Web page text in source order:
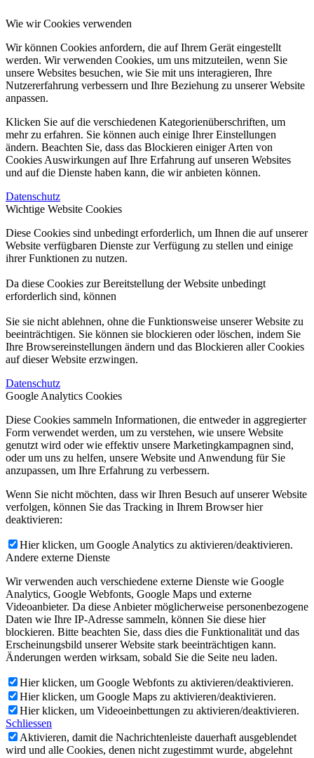
Wie wir Cookies verwenden
Wir können Cookies anfordern, die auf Ihrem Gerät eingestellt
werden. Wir verwenden Cookies, um uns mitzuteilen, wenn Sie
unsere Websites besuchen, wie Sie mit uns interagieren, Ihre
Nutzererfahrung verbessern und Ihre Beziehung zu unserer Website
anpassen.
Klicken Sie auf die verschiedenen Kategorienüberschriften, um
mehr zu erfahren. Sie können auch einige Ihrer Einstellungen
ändern. Beachten Sie, dass das Blockieren einiger Arten von
Cookies Auswirkungen auf Ihre Erfahrung auf unseren Websites
und auf die Dienste haben kann, die wir anbieten können.
Datenschutz
Wichtige Website Cookies
Diese Cookies sind unbedingt erforderlich, um Ihnen die auf unserer
Website verfügbaren Dienste zur Verfügung zu stellen und einige
ihrer Funktionen zu nutzen.
Da diese Cookies zur Bereitstellung der Website unbedingt
erforderlich sind, können
Sie sie nicht ablehnen, ohne die Funktionsweise unserer Website zu
beeinträchtigen. Sie können sie blockieren oder löschen, indem Sie
Ihre Browsereinstellungen ändern und das Blockieren aller Cookies
auf dieser Website erzwingen.
Datenschutz
Google Analytics Cookies
Diese Cookies sammeln Informationen, die entweder in aggregierter
Form verwendet werden, um zu verstehen, wie unsere Website
genutzt wird oder wie effektiv unsere Marketingkampagnen sind,
oder um uns zu helfen, unsere Website und Anwendung für Sie
anzupassen, um Ihre Erfahrung zu verbessern.
Wenn Sie nicht möchten, dass wir Ihren Besuch auf unserer Website
verfolgen, können Sie das Tracking in Ihrem Browser hier
deaktivieren:
Hier klicken, um Google Analytics zu aktivieren/deaktivieren.
Andere externe Dienste
Wir verwenden auch verschiedene externe Dienste wie Google
Analytics, Google Webfonts, Google Maps und externe
Videoanbieter. Da diese Anbieter möglicherweise personenbezogene
Daten wie Ihre IP-Adresse sammeln, können Sie diese hier
blockieren. Bitte beachten Sie, dass dies die Funktionalität und das
Erscheinungsbild unserer Website stark beeinträchtigen kann.
Änderungen werden wirksam, sobald Sie die Seite neu laden.
Hier klicken, um Google Webfonts zu aktivieren/deaktivieren.
Hier klicken, um Google Maps zu aktivieren/deaktivieren.
Hier klicken, um Videoeinbettungen zu aktivieren/deaktivieren.
Schliessen
Aktivieren, damit die Nachrichtenleiste dauerhaft ausgeblendet
wird und alle Cookies, denen nicht zugestimmt wurde, abgelehnt